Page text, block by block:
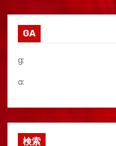
の
GA
g:
a:
検索